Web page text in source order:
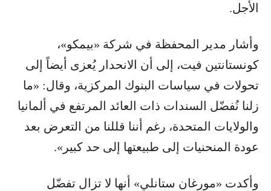
الأجل.
وأشار مدير المحفظة في شركة «بيمكو»،
كونستانتين فيت، إلى أن الانحدار يُعزى أيضاً إلى
تحولات في سياسات البنوك المركزية، وقال: «ما
زلنا نُفضّل السندات ذات العائد المرتفع في ألمانيا
والولايات المتحدة، رغم أننا قللنا من التعرض بعد
عودة المنحنيات إلى طبيعتها إلى حد كبير».
وأكدت «مورغان ستانلي» أنها لا تزال تفضّل